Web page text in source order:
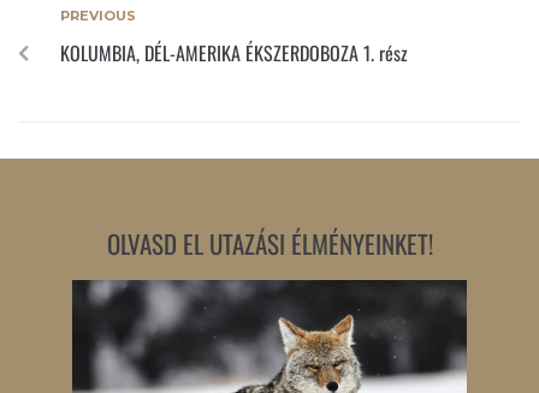
PREVIOUS
KOLUMBIA, DÉL-AMERIKA ÉKSZERDOBOZA 1. rész
OLVASD EL UTAZÁSI ÉLMÉNYEINKET!